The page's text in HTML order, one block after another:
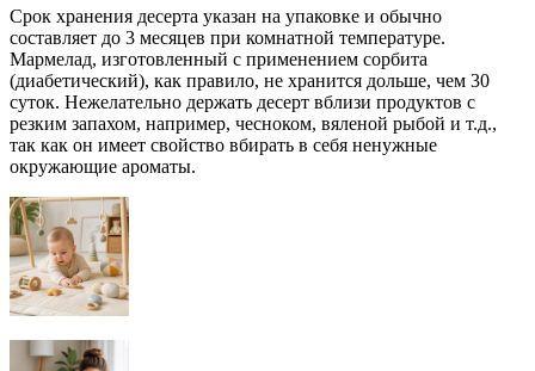
Срок хранения десерта указан на упаковке и обычно
составляет до 3 месяцев при комнатной температуре.
Мармелад, изготовленный с применением сорбита
(диабетический), как правило, не хранится дольше, чем 30
суток. Нежелательно держать десерт вблизи продуктов с
резким запахом, например, чесноком, вяленой рыбой и т.д.,
так как он имеет свойство вбирать в себя ненужные
окружающие ароматы.